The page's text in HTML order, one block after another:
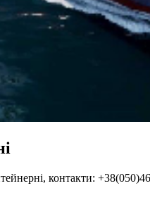
контакти: